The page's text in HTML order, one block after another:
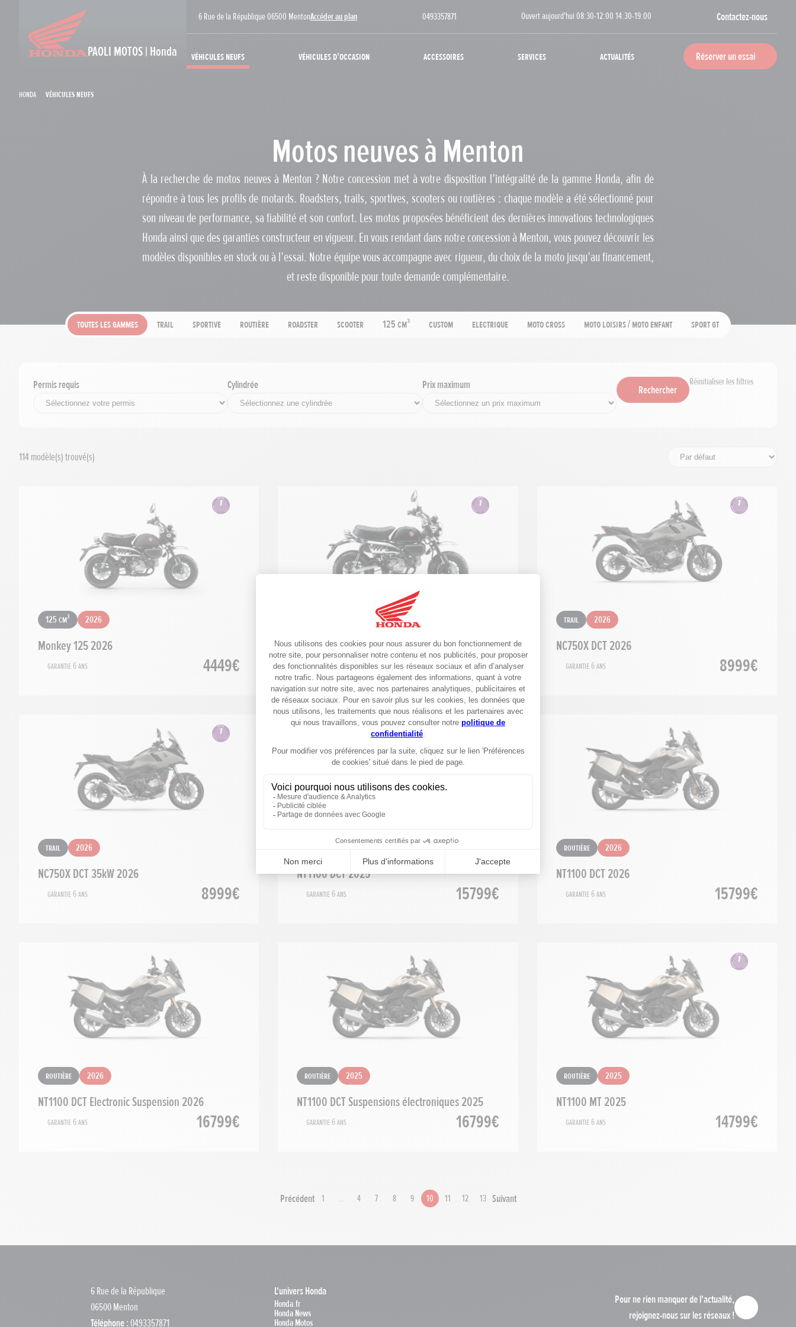
PAOLI MOTOS | Honda
6 Rue de la République 06500 MentonAccéder au plan 0493357871 Ouvert aujourd'hui 08:30-12:00 14:30-19:00 Contactez-nous
Véhicules neufs Véhicules d'occasion Accessoires Services Actualités Réserver un essai
Honda Véhicules neufs
Motos neuves à Menton
À la recherche de motos neuves à Menton ? Notre concession met à votre disposition l’intégralité de la gamme Honda, afin de
répondre à tous les profils de motards. Roadsters, trails, sportives, scooters ou routières : chaque modèle a été sélectionné pour
son niveau de performance, sa fiabilité et son confort. Les motos proposées bénéficient des dernières innovations technologiques
Honda ainsi que des garanties constructeur en vigueur. En vous rendant dans notre concession à Menton, vous pouvez découvrir les
modèles disponibles en stock ou à l’essai. Notre équipe vous accompagne avec rigueur, du choix de la moto jusqu’au financement,
et reste disponible pour toute demande complémentaire.
Toutes les gammes Trail Sportive Routière Roadster Scooter 125 cm³ Custom Electrique Moto cross Moto loisirs / moto enfant Sport GT
Permis requis Cylindrée Prix maximum Rechercher
Réinitialiser les filtres
114modèle(s) trouvé(s)
125 cm³ 2026
Monkey 125 2026
Garantie 6 ans 4449€
Monkey 2025
Garantie 6 ans 4449€
Trail 2026
NC750X DCT 2026
Garantie 6 ans 8999€
Trail 2026
NC750X DCT 35kW 2026
Garantie 6 ans 8999€
NT1100 DCT 2025
Garantie 6 ans 15799€
Routière 2026
NT1100 DCT 2026
Garantie 6 ans 15799€
Routière 2026
NT1100 DCT Electronic Suspension 2026
Garantie 6 ans 16799€
Routière 2025
NT1100 DCT Suspensions électroniques 2025
Garantie 6 ans 16799€
Routière 2025
NT1100 MT 2025
Garantie 6 ans 14799€
Précédent 1 … 4 7 8 9 10 11 12 13 Suivant
6 Rue de la République
06500 Menton
Téléphone : 0493357871
L'univers Honda
Honda.fr
Honda News
Honda Motos
Pour ne rien manquer de l'actualité,
rejoignez-nous sur les réseaux !